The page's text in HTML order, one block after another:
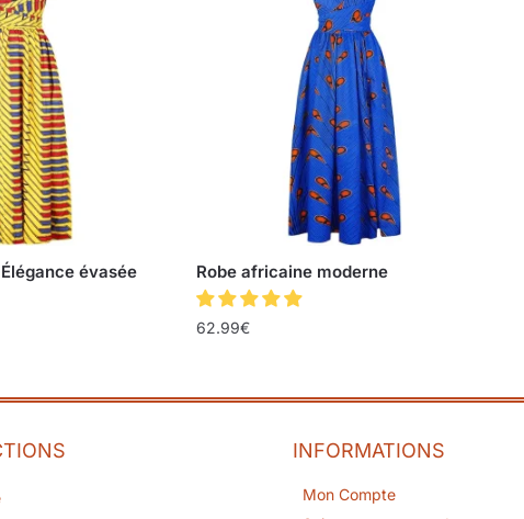
évasée Robe africaine moderne
62.99€
INFORMATIONS
Mon Compte